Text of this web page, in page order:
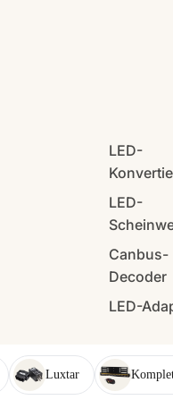
LED-
LED-
Canbus-
Decoder
LED-
Luxtar